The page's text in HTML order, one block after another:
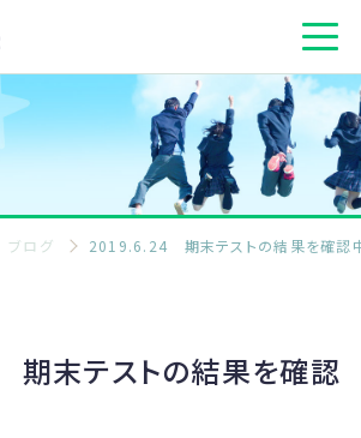
ブログ 2019.6.24 期末テストの結果を確認
末テストの結果を確認